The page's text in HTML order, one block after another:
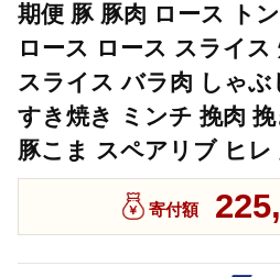
期便 豚 豚肉 ロース ト
ロース ロース スライス
スライス バラ肉 しゃ
すき焼き ミンチ 挽肉
豚こま スペアリブ ヒレ
寄付額